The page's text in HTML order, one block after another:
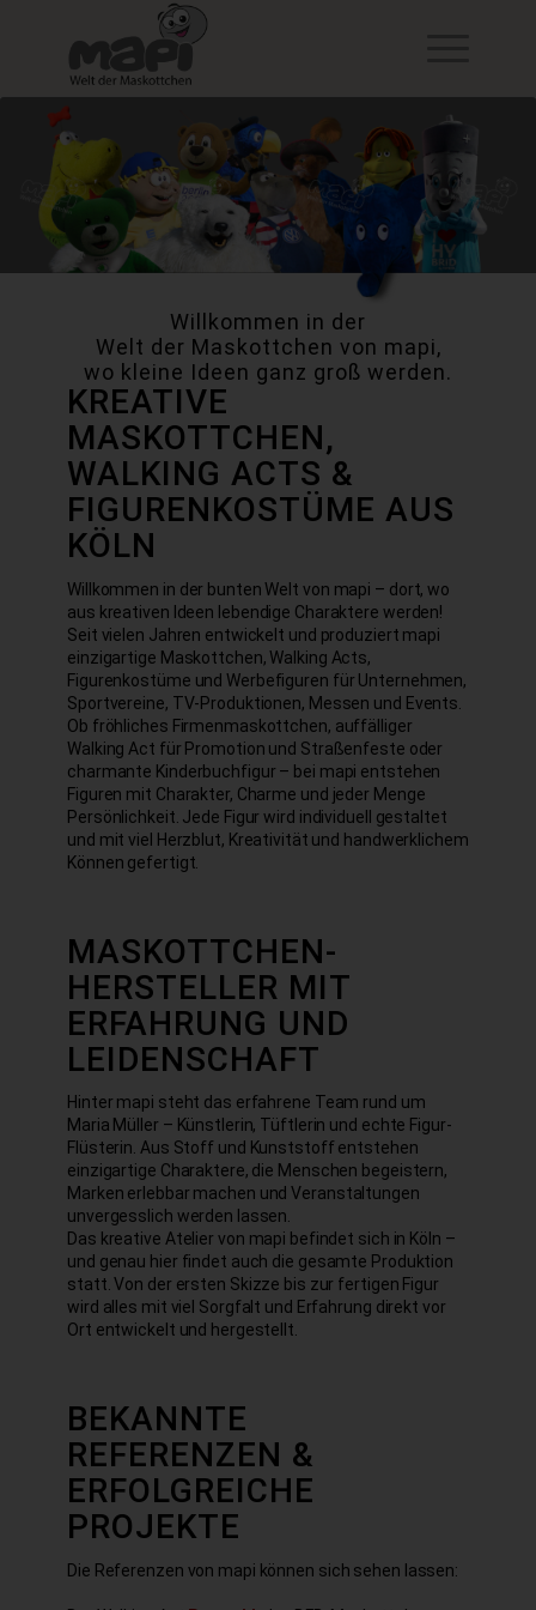
Willkommen in der
Welt der Maskottchen von mapi,
wo kleine Ideen ganz groß werden.
KREATIVE
MASKOTTCHEN,
WALKING ACTS &
FIGURENKOSTÜME AUS
KÖLN
Willkommen in der bunten Welt von mapi – dort, wo
aus kreativen Ideen lebendige Charaktere werden!
Seit vielen Jahren entwickelt und produziert mapi
einzigartige Maskottchen, Walking Acts,
Figurenkostüme und Werbefiguren für Unternehmen,
Sportvereine, TV-Produktionen, Messen und Events.
Ob fröhliches Firmenmaskottchen, auffälliger
Walking Act für Promotion und Straßenfeste oder
charmante Kinderbuchfigur – bei mapi entstehen
Figuren mit Charakter, Charme und jeder Menge
Persönlichkeit. Jede Figur wird individuell gestaltet
und mit viel Herzblut, Kreativität und handwerklichem
Können gefertigt.
MASKOTTCHEN-
HERSTELLER MIT
ERFAHRUNG UND
LEIDENSCHAFT
Hinter mapi steht das erfahrene Team rund um
Maria Müller – Künstlerin, Tüftlerin und echte Figur-
Flüsterin. Aus Stoff und Kunststoff entstehen
einzigartige Charaktere, die Menschen begeistern,
Marken erlebbar machen und Veranstaltungen
unvergesslich werden lassen.
Das kreative Atelier von mapi befindet sich in Köln –
und genau hier findet auch die gesamte Produktion
statt. Von der ersten Skizze bis zur fertigen Figur
wird alles mit viel Sorgfalt und Erfahrung direkt vor
Ort entwickelt und hergestellt.
BEKANNTE
REFERENZEN &
ERFOLGREICHE
PROJEKTE
Die Referenzen von mapi können sich sehen lassen: